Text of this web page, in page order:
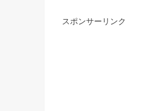
スポンサーリンク